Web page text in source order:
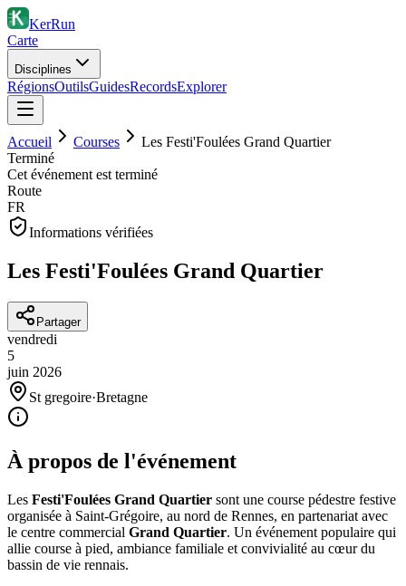
KerRun
Carte
Disciplines
RégionsOutilsGuidesRecordsExplorer
Accueil Courses
Les Festi'Foulées Grand Quartier
Terminé
Cet événement est terminé
Route
FR
Informations vérifiées
Les Festi'Foulées Grand Quartier
Partager
vendredi
5
juin 2026
St gregoire·Bretagne
À propos de l'événement
Les Festi'Foulées Grand Quartier sont une course pédestre festive
organisée à Saint-Grégoire, au nord de Rennes, en partenariat avec
le centre commercial Grand Quartier. Un événement populaire qui
allie course à pied, ambiance familiale et convivialité au cœur du
bassin de vie rennais.